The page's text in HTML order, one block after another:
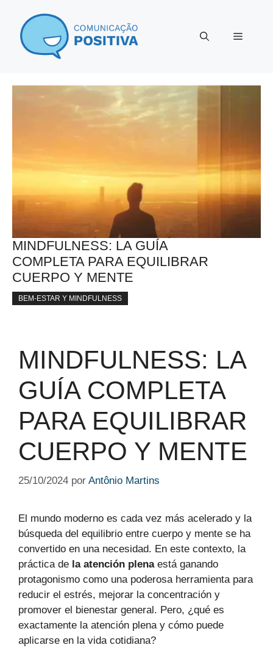
contenido
Menú
MINDFULNESS: LA GUÍA
COMPLETA PARA EQUILIBRAR
CUERPO Y MENTE
BEM-ESTAR Y MINDFULNESS
MINDFULNESS: LA
GUÍA COMPLETA
PARA EQUILIBRAR
CUERPO Y MENTE
25/10/2024 por Antônio Martins
El mundo moderno es cada vez más acelerado y la
búsqueda del equilibrio entre cuerpo y mente se ha
convertido en una necesidad. En este contexto, la
práctica de la atención plenaestá ganando
protagonismo como una poderosa herramienta para
reducir el estrés, mejorar la concentración y
promover el bienestar general. Pero, ¿qué es
exactamente la atención plena y cómo puede
aplicarse en la vida cotidiana?